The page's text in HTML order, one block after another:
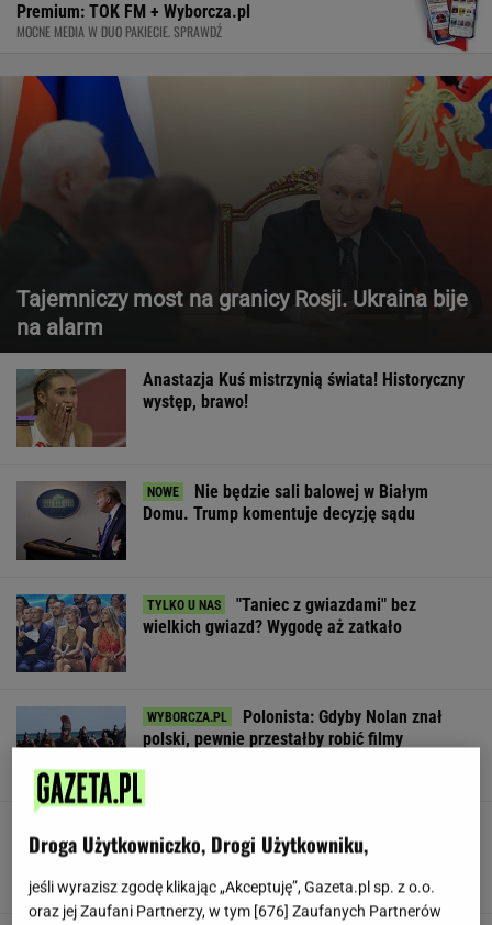
Premium: TOK FM + Wyborcza.pl
MOCNE MEDIA W DUO PAKIECIE. SPRAWDŹ
Tajemniczy most na granicy Rosji. Ukraina bije
na alarm
Anastazja Kuś mistrzynią świata! Historyczny
występ, brawo!
Nie będzie sali balowej w Białym
Domu. Trump komentuje decyzję sądu
"Taniec z gwiazdami" bez
wielkich gwiazd? Wygodę aż zatkało
Polonista: Gdyby Nolan znał
polski, pewnie przestałby robić filmy
SUBSKRYPCJA
ignorować
Droga Użytkowniczko, Drogi Użytkowniku,
jeśli wyrazisz zgodę klikając „Akceptuję”, Gazeta.pl sp. z o.o.
oraz jej Zaufani Partnerzy, w tym [676] Zaufanych Partnerów